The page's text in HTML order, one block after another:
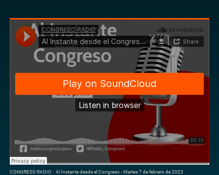
CONGRESO RADIO · Al Instante desde el Congreso - Martes 7 de febrero de 2023